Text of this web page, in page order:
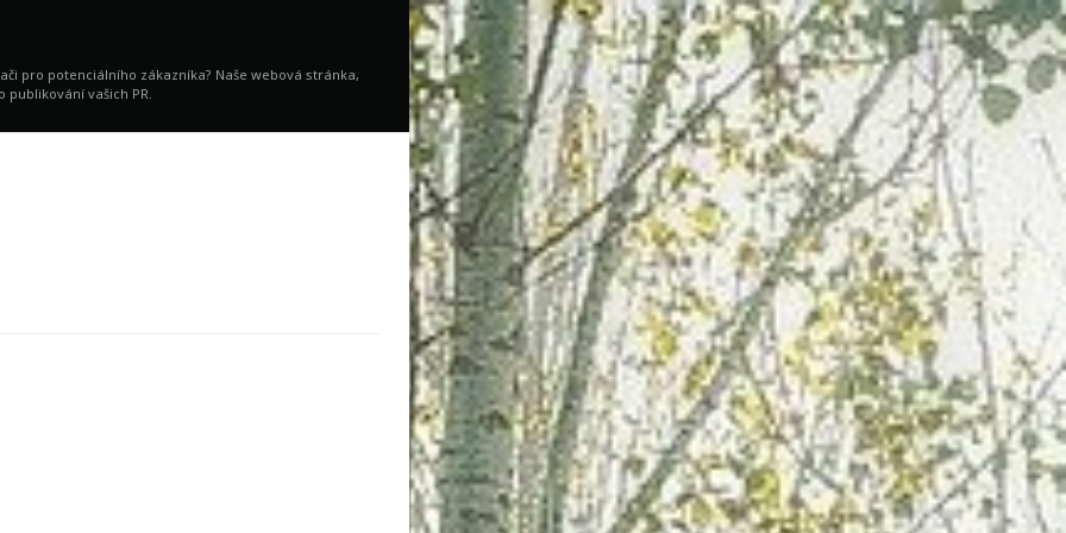
pro potenciálního zákazníka? Naše webová stránka,
publikování vašich PR.